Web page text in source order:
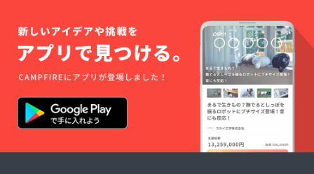
12月ま
で1年間
有効で
す。 ※
イベン
ト招待
券、
シェア
ハウス
体験
Openin
を伺
い、記
載させ
て頂き
ます。
は、5人
限定に
させて
頂きま
2020年